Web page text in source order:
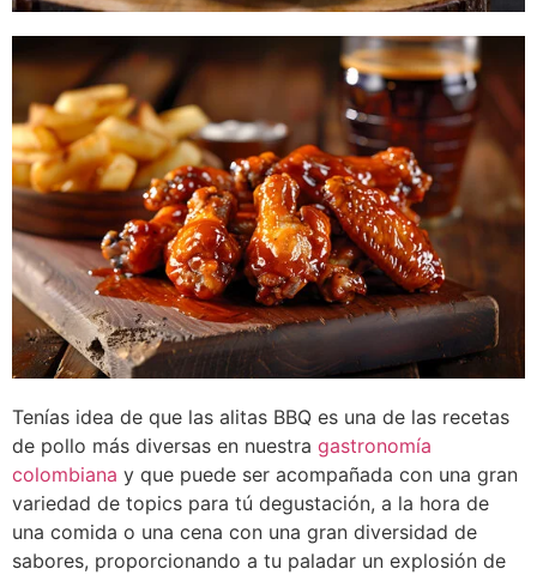
Tenías idea de que las alitas BBQ es una de las recetas
de pollo más diversas en nuestra gastronomía
colombiana y que puede ser acompañada con una gran
variedad de topics para tú degustación, a la hora de
una comida o una cena con una gran diversidad de
sabores, proporcionando a tu paladar un explosión de